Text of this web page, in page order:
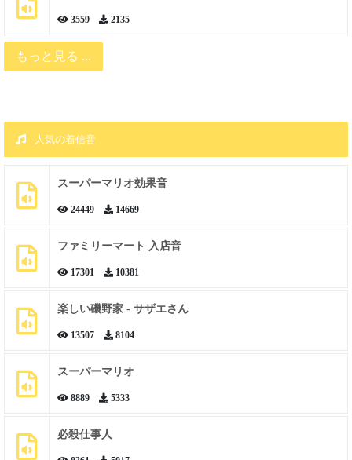
3559 2135
もっと見る ...
人気の着信音
スーパーマリオ効果音
24449 14669
ファミリーマート 入店音
17301 10381
楽しい磯野家 - サザエさん
13507 8104
スーパーマリオ
8889 5333
必殺仕事人